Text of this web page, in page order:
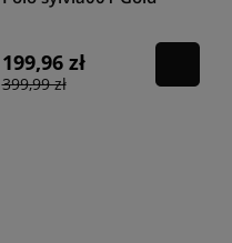
199,96 zł
399,99 zł